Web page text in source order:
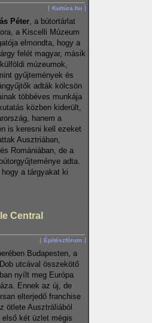
Kultúra.hu
Péter , a bútortárlat
a Kiscelli Múzeum
elmondta, hogy a
felét magyar, másik
múzeumok,
gyűjtemények és
adták kölcsön
többéves munkája
közben kiderült,
hanem a
is keresni kell ezeket
Ausztriában,
Romániában, de a
adta.
a tárgyakat ki
Central
Építészfórum
Budapesten, a
utcával összekötő
nyílt meg Európa
Ennek az új, de
elterjedő franchise
ötlete Ausztráliából
két üzlet mégis